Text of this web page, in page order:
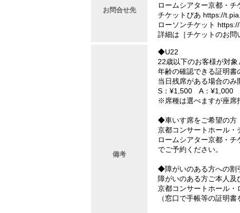
お問合せ先
ロームシアター京都・
チケットぴあ https://
ローソンチケット
詳細は［チケットのお問
備考
◆U22
22歳以下のお客様が対象
年齢の確認できる証明書
当日残席がある場合のみ
S：¥1,500 A：¥1,000
※席種は選べますが座席
◆車いす席をご希望の方
京都コンサートホール
ロームシアター京都・
でご予約ください。
◆障がいのある方への割
障がいのある方ご本人及
京都コンサートホール・
（窓口で手帳等の証明書